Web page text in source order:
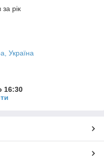
рік
Україна
16:30